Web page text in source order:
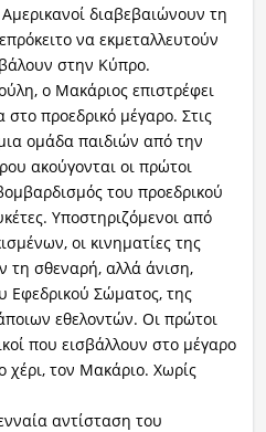
διαβεβαιώνουν τη
να εκμεταλλευτούν
στην Κύπρο.
ο Μακάριος επιστρέφει
στο προεδρικό μέγαρο. Στις
ομάδα παιδιών από την
ακούγονται οι πρώτοι
του προεδρικού
Υποστηριζόμενοι από
οι κινηματίες της
τη σθεναρή, αλλά άνιση,
Εφεδρικού Σώματος, της
εθελοντών. Οι πρώτοι
που εισβάλλουν στο μέγαρο
χέρι, τον Μακάριο. Χωρίς
αντίσταση του